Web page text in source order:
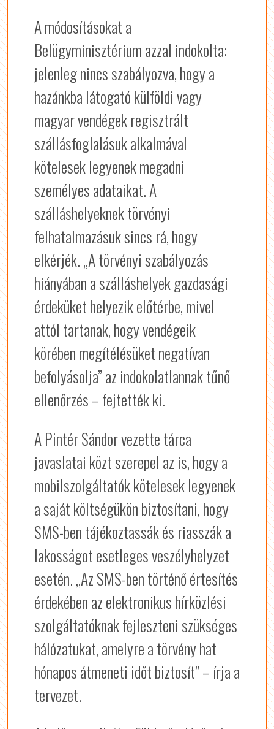
A módosításokat a
Belügyminisztérium azzal indokolta:
jelenleg nincs szabályozva, hogy a
hazánkba látogató külföldi vagy
magyar vendégek regisztrált
szállásfoglalásuk alkalmával
kötelesek legyenek megadni
személyes adataikat. A
szálláshelyeknek törvényi
felhatalmazásuk sincs rá, hogy
elkérjék. „A törvényi szabályozás
hiányában a szálláshelyek gazdasági
érdeküket helyezik előtérbe, mivel
attól tartanak, hogy vendégeik
körében megítélésüket negatívan
befolyásolja” az indokolatlannak tűnő
ellenőrzés – fejtették ki.
A Pintér Sándor vezette tárca
javaslatai közt szerepel az is, hogy a
mobilszolgáltatók kötelesek legyenek
a saját költségükön biztosítani, hogy
SMS-ben tájékoztassák és riasszák a
lakosságot esetleges veszélyhelyzet
esetén. „Az SMS-ben történő értesítés
érdekében az elektronikus hírközlési
szolgáltatóknak fejleszteni szükséges
hálózatukat, amelyre a törvény hat
hónapos átmeneti időt biztosít” – írja a
tervezet.